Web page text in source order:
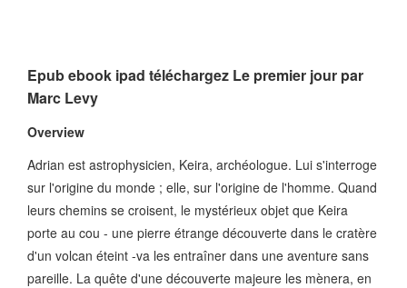
Epub ebook ipad téléchargez Le premier jour par
Marc Levy
Overview
Adrian est astrophysicien, Keira, archéologue. Lui s'interroge
sur l'origine du monde ; elle, sur l'origine de l'homme. Quand
leurs chemins se croisent, le mystérieux objet que Keira
porte au cou - une pierre étrange découverte dans le cratère
d'un volcan éteint -va les entraîner dans une aventure sans
pareille. La quête d'une découverte majeure les mènera, en